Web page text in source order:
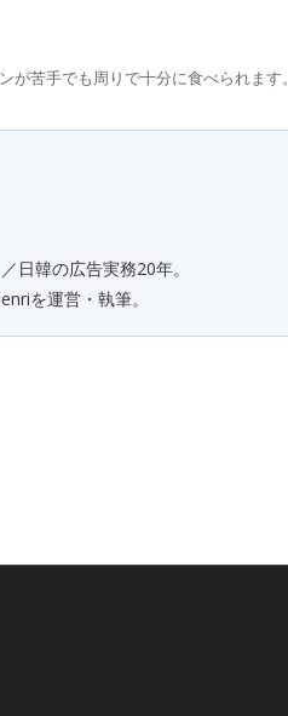
が苦手でも周りで十分に食べられます。
日韓の広告実務20年。
を運営・執筆。